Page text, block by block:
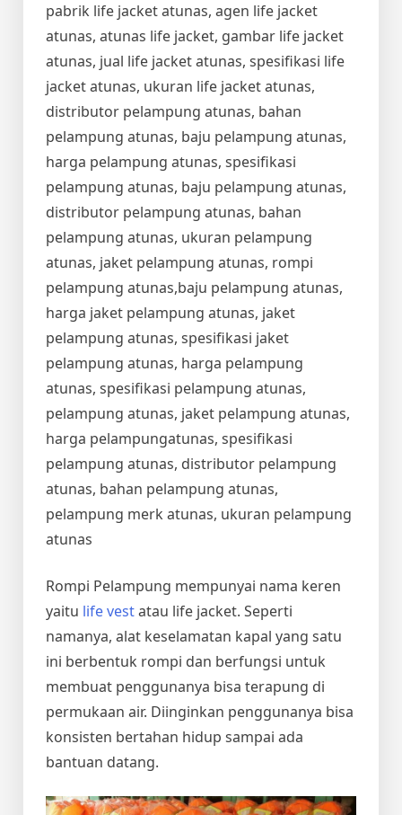
pabrik life jacket atunas, agen life jacket
atunas, atunas life jacket, gambar life jacket
atunas, jual life jacket atunas, spesifikasi life
jacket atunas, ukuran life jacket atunas,
distributor pelampung atunas, bahan
pelampung atunas, baju pelampung atunas,
harga pelampung atunas, spesifikasi
pelampung atunas, baju pelampung atunas,
distributor pelampung atunas, bahan
pelampung atunas, ukuran pelampung
atunas, jaket pelampung atunas, rompi
pelampung atunas,baju pelampung atunas,
harga jaket pelampung atunas, jaket
pelampung atunas, spesifikasi jaket
pelampung atunas, harga pelampung
atunas, spesifikasi pelampung atunas,
pelampung atunas, jaket pelampung atunas,
harga pelampungatunas, spesifikasi
pelampung atunas, distributor pelampung
atunas, bahan pelampung atunas,
pelampung merk atunas, ukuran pelampung
atunas
Rompi Pelampung mempunyai nama keren
yaitu life vestatau life jacket. Seperti
namanya, alat keselamatan kapal yang satu
ini berbentuk rompi dan berfungsi untuk
membuat penggunanya bisa terapung di
permukaan air. Diinginkan penggunanya bisa
konsisten bertahan hidup sampai ada
bantuan datang.